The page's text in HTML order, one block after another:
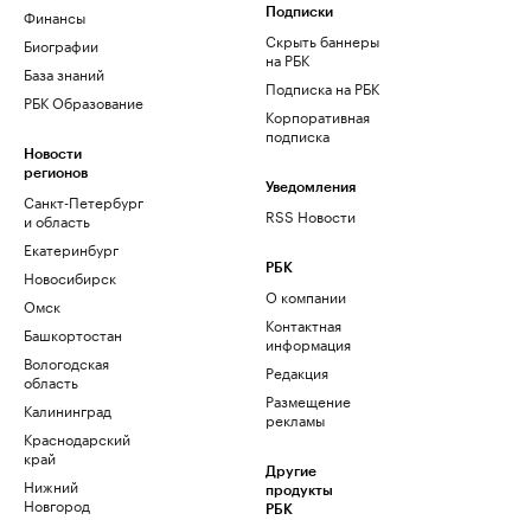
Финансы
Биографии
База знаний
РБК Образование
Новости
регионов
Санкт-Петербург
и область
Екатеринбург
Новосибирск
Омск
Башкортостан
Вологодская
область
Калининград
Краснодарский
край
Нижний
Новгород
Подписки
Скрыть баннеры
на РБК
Подписка на РБК
Корпоративная
подписка
Уведомления
RSS Новости
РБК
О компании
Контактная
информация
Редакция
Размещение
рекламы
Другие
продукты
РБК